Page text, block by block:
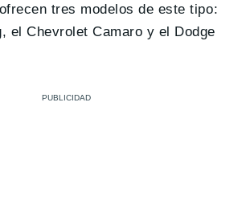
tres modelos de este tipo:
el Chevrolet Camaro y el Dodge